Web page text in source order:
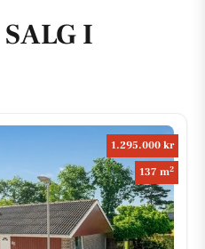
I
1.295.000 kr
137 m2